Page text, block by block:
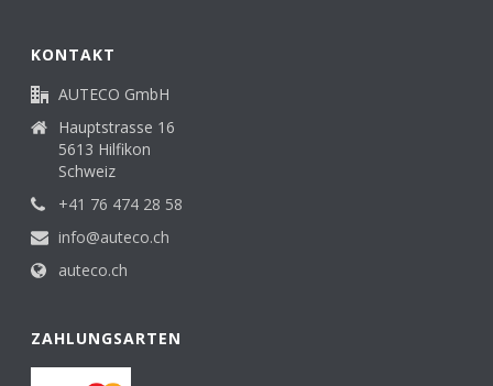
KONTAKT
AUTECO GmbH
Hauptstrasse 16
5613 Hilfikon
Schweiz
+41 76 474 28 58
info@auteco.ch
auteco.ch
ZAHLUNGSARTEN